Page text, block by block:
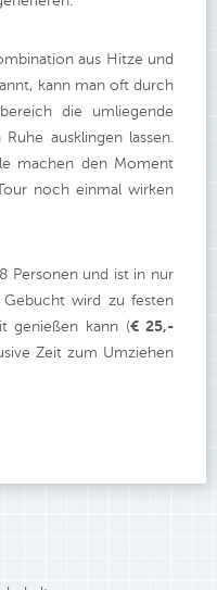
aus Hitze und
kann man oft durch
die umliegende
ausklingen lassen.
machen den Moment
noch einmal wirken
Personen und ist in nur
wird zu festen
genießen kann (€ 25,-
Zeit zum Umziehen